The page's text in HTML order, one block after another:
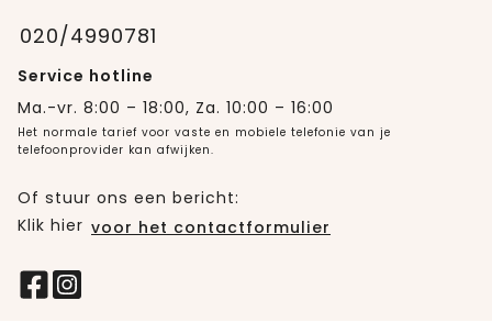
020/4990781
Service hotline
Ma.-vr. 8:00 – 18:00, Za. 10:00 – 16:00
Het normale tarief voor vaste en mobiele telefonie van je
telefoonprovider kan afwijken.
Of stuur ons een bericht:
Klik hier voor het contactformulier